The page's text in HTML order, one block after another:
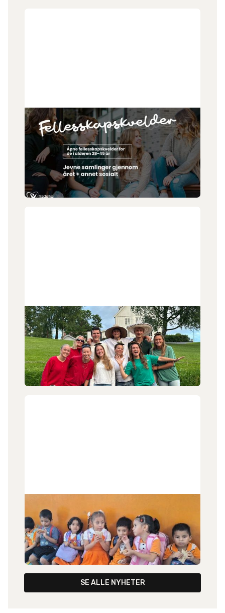
1 .7.2026
Fellesskapskveld 28-45
Er du i alderen 28-45 år? Fellesskapskveld
arrangerer månedlige treff og andre spontane
happenings. Vi er blitt en god gjeng og har plass til
flere!
30. 6.2026
Tilbake i Norge igjen
Emilie Daland (22) og teamet hun har ledet i
Mexico er nå tilbake i Norge eller sine forskjellige
hjemland etter avsluttet tjeneste.
6 2026
Nytt fra Peru
Liv Haug har sendt et nytt brev, både fra henne
selv - og med nytt fra misjonsmarken i Peru.
SE ALLE NYHETER